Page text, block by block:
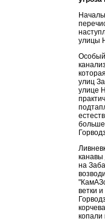
улицы
Особый
улиц
улице
канавы
на
ветки
копали